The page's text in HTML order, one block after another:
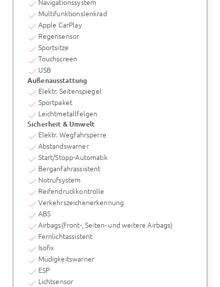
Multifunktionslenkrad
Apple CarPlay
Regensensor
Sportsitze
Touchscreen
USB
Außenausstattung
Elektr. Seitenspiegel
Sportpaket
Leichtmetallfelgen
Sicherheit & Umwelt
Elektr. Wegfahrsperre
Abstandswarner
Start/Stopp-Automatik
Berganfahrassistent
Notrufsystem
Reifendruckkontrolle
Verkehrszeichenerkennung
ABS
Airbags(Front-, Seiten- und weitere Airbags)
Fernlichtassistent
Isofix
Müdigkeitswarner
ESP
Lichtsensor